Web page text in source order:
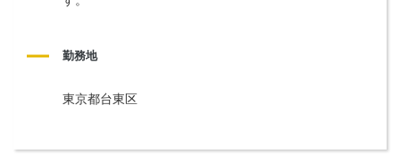
勤務地
東京都台東区